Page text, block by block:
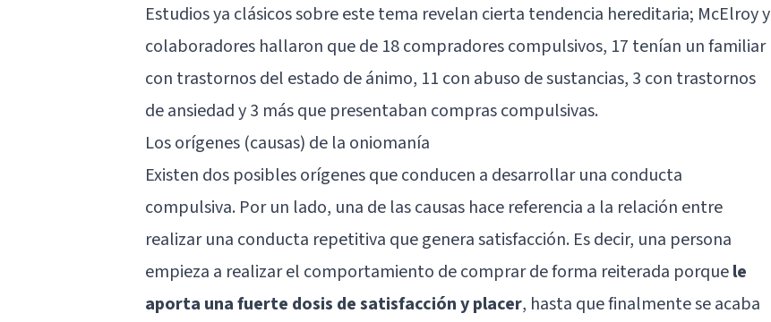
Estudios ya clásicos sobre este tema revelan cierta tendencia hereditaria; McElroy y
colaboradores hallaron que de 18 compradores compulsivos, 17 tenían un familiar
con trastornos del estado de ánimo, 11 con abuso de sustancias, 3 con trastornos
de ansiedad y 3 más que presentaban compras compulsivas.
Los orígenes (causas) de la oniomanía
Existen dos posibles orígenes que conducen a desarrollar una conducta
compulsiva. Por un lado, una de las causas hace referencia a la relación entre
realizar una conducta repetitiva que genera satisfacción. Es decir, una persona
empieza a realizar el comportamiento de comprar de forma reiterada porquele
aporta una fuerte dosis de satisfacción y placer, hasta que finalmente se acaba